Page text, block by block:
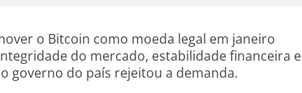
o Bitcoin como moeda legal em janeiro
do mercado, estabilidade financeira e
governo do país rejeitou a demanda.